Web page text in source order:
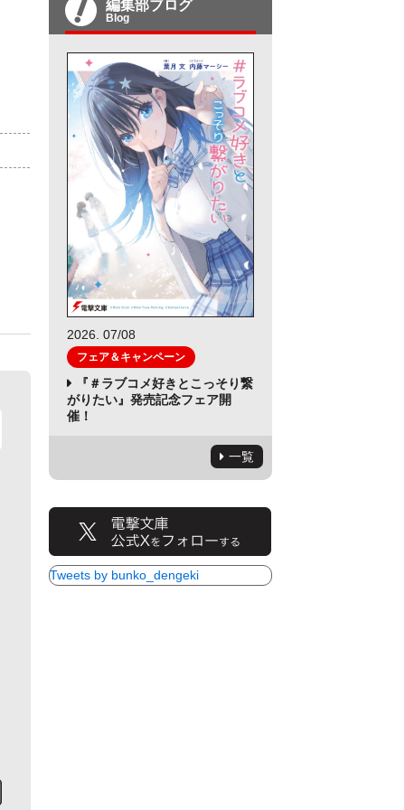
編集部ブログ
Blog
2026. 07/08
フェア＆キャンペーン
『＃ラブコメ好きとこっそり繋
がりたい』発売記念フェア開
催！
一覧
Tweets by bunko_dengeki